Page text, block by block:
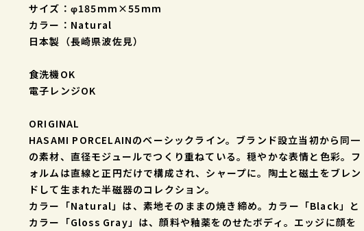
サイズ：φ185mm×55mm
カラー：Natural
日本製（長崎県波佐見）
食洗機OK
電子レンジOK
ORIGINAL
HASAMI PORCELAINのベーシックライン。ブランド設立当初から同一
の素材、直径モジュールでつくり重ねている。穏やかな表情と色彩。フ
ォルムは直線と正円だけで構成され、シャープに。陶土と磁土をブレン
ドして生まれた半磁器のコレクション。
カラー「Natural」は、素地そのままの焼き締め。カラー「Black」と
カラー「Gloss Gray」は、顔料や釉薬をのせたボディ。エッジに顔を